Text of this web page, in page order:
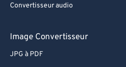
Convertisseur audio
Image Convertisseur
JPG à PDF